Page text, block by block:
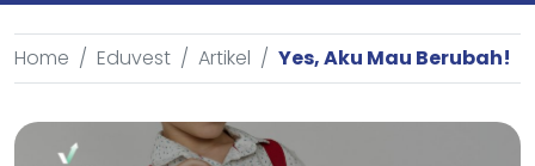
Home Eduvest Artikel Yes, Aku Mau Berubah!